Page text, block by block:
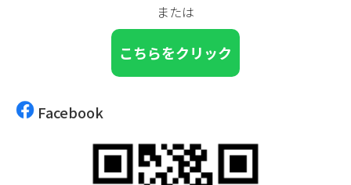
または
こちらをクリック
Facebook